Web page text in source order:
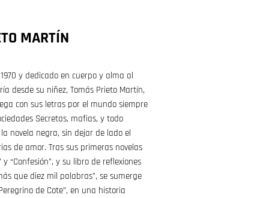
MARTÍN
y dedicado en cuerpo y alma al
desde su niñez, Tomás Prieto Martín,
con sus letras por el mundo siempre
Secretas, mafias, y todo
novela negra, sin dejar de lado el
de amor. Tras sus primeras novelas
“Confesión”, y su libro de reflexiones
que diez mil palabras”, se sumerge
de Cote”, en una historia